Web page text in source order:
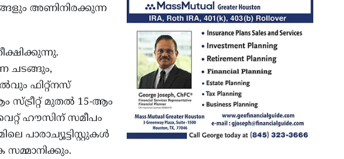
അണിനിരക്കുന്ന
ചടങ്ങും,
ഫിറ്റ്നസ്
മുതൽ 15-ആം
ഹൗസിന് സമീപം
പാരാച്യൂട്ടിസ്റ്റുകൾ
സമ്മാനിക്കും.